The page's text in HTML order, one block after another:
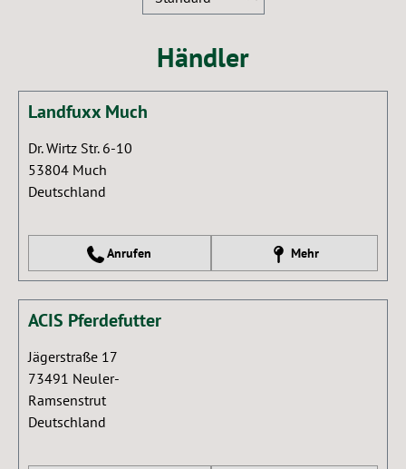
Händler
Landfuxx Much
Dr. Wirtz Str. 6-10
53804 Much
Deutschland
Anrufen Mehr
ACIS Pferdefutter
Jägerstraße 17
73491 Neuler-
Ramsenstrut
Deutschland